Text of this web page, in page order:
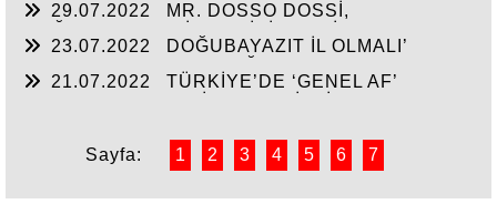
29.07.2022
MR. DOSSO DOSSİ,
23.07.2022
DOĞUBAYAZIT İL OLMALI’
21.07.2022
TÜRKİYE’DE ‘GENEL AF’
Sayfa: 1 2 3 4 5 6 7